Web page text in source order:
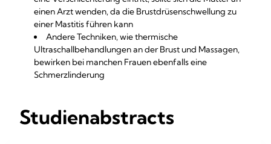
einen Arzt wenden, da die Brustdrüsenschwellung zu
einer Mastitis führen kann
Andere Techniken, wie thermische
Ultraschallbehandlungen an der Brust und Massagen,
bewirken bei manchen Frauen ebenfalls eine
Schmerzlinderung
Studienabstracts